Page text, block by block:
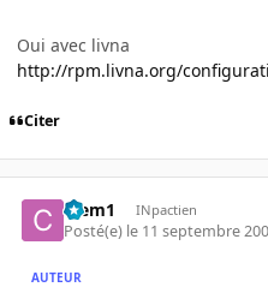
Oui avec livna
http://rpm.livna.org/
Citer
Clem1 INpactien
Posté(e) le 11 septembre
AUTEUR